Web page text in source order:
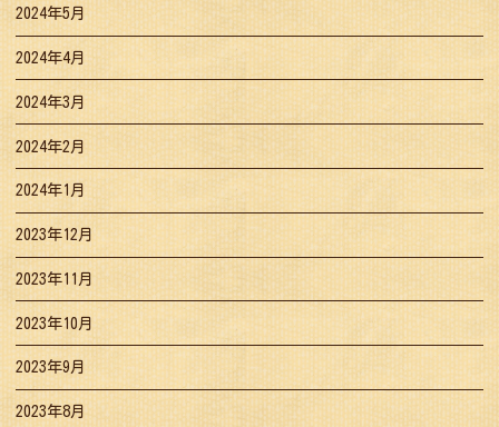
2024年5月
2024年4月
2024年3月
2024年2月
2024年1月
2023年12月
2023年11月
2023年10月
2023年9月
2023年8月